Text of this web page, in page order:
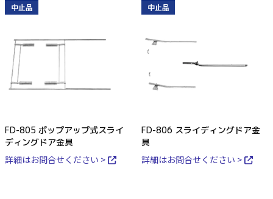
中止品
FD-805 ポップアップ式スライ
ディングドア金具
詳細はお問合せください >
中止品
FD-806 スライディングドア金
具
詳細はお問合せください >